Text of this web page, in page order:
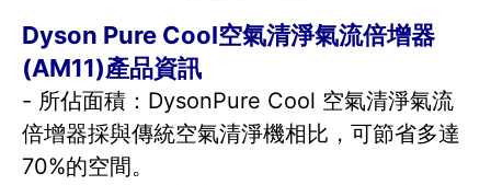
Dyson Pure Cool空氣清淨氣流倍增器
(AM11)產品資訊
- 所佔面積：DysonPure Cool 空氣清淨氣流
倍增器採與傳統空氣清淨機相比，可節省多達
70%的空間。